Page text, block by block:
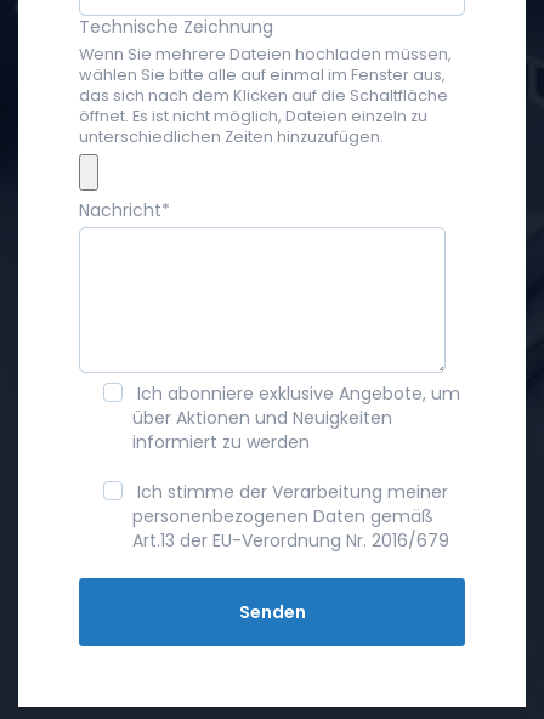
Technische Zeichnung
Wenn Sie mehrere Dateien hochladen müssen,
wählen Sie bitte alle auf einmal im Fenster aus,
das sich nach dem Klicken auf die Schaltfläche
öffnet. Es ist nicht möglich, Dateien einzeln zu
unterschiedlichen Zeiten hinzuzufügen.
Nachricht*
Ich abonniere exklusive Angebote, um
über Aktionen und Neuigkeiten
informiert zu werden
Ich stimme der Verarbeitung meiner
personenbezogenen Daten gemäß
Art.13 der EU-Verordnung Nr. 2016/679